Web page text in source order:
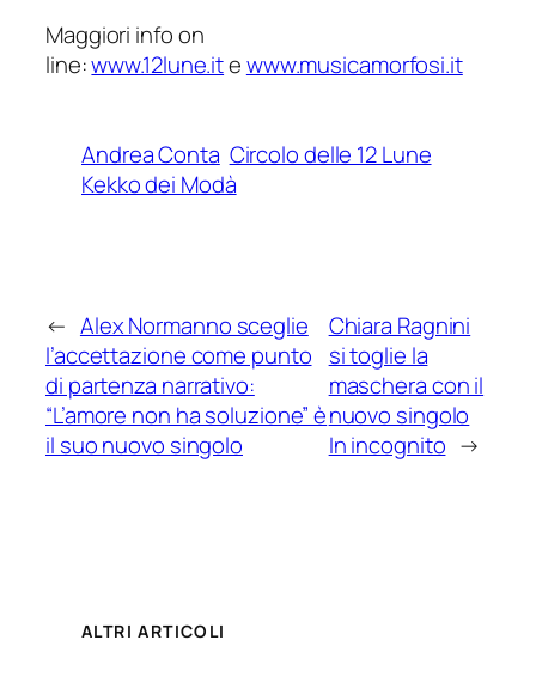
Maggiori info on
line:www.12lune.itewww.musicamorfosi.it
Andrea Conta Circolo delle 12 Lune
Kekko dei Modà
← Alex Normanno sceglie
l’accettazione come punto
di partenza narrativo:
“L’amore non ha soluzione” è
il suo nuovo singolo
Chiara Ragnini
si toglie la
maschera con il
nuovo singolo
In incognito →
ALTRI ARTICOLI